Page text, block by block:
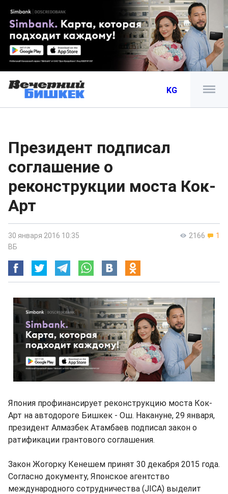
KG
Президент подписал
соглашение о
реконструкции моста Кок-
Арт
2166 1
30 января 2016 10:35
ВБ
Япония профинансирует реконструкцию моста Кок-
Арт на автодороге Бишкек - Ош. Накануне, 29 января,
президент Алмазбек Атамбаев подписал закон о
ратификации грантового соглашения.
Закон Жогорку Кенешем принят 30 декабря 2015 года.
Согласно документу, Японское агентство
международного сотрудничества (JICA) выделит